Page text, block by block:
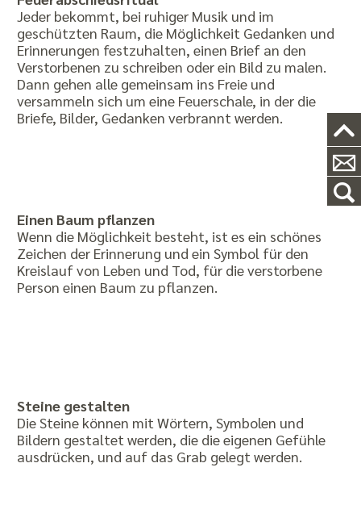
Jeder bekommt, bei ruhiger Musik und im
geschützten Raum, die Möglichkeit Gedanken und
Erinnerungen festzuhalten, einen Brief an den
Verstorbenen zu schreiben oder ein Bild zu malen.
Dann gehen alle gemeinsam ins Freie und
versammeln sich um eine Feuerschale, in der die
Briefe, Bilder, Gedanken verbrannt werden.
Einen Baum pflanzen
Wenn die Möglichkeit besteht, ist es ein schönes
Zeichen der Erinnerung und ein Symbol für den
Kreislauf von Leben und Tod, für die verstorbene
Person einen Baum zu pflanzen.
Steine gestalten
Die Steine können mit Wörtern, Symbolen und
Bildern gestaltet werden, die die eigenen Gefühle
ausdrücken, und auf das Grab gelegt werden.